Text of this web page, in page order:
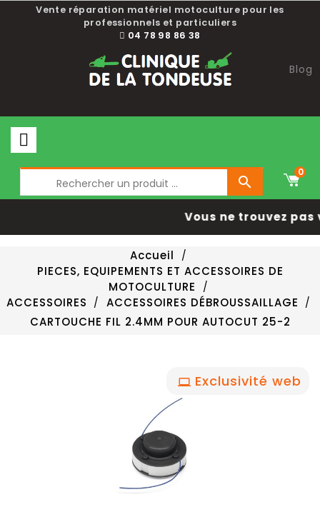
Vente réparation matériel motoculture pour les
professionnels et particuliers
04 78 98 86 38
Blog

0
Vous ne trouvez pas
Accueil
PIECES, EQUIPEMENTS ET ACCESSOIRES DE
MOTOCULTURE
ACCESSOIRES
ACCESSOIRES DÉBROUSSAILLAGE
CARTOUCHE FIL 2.4MM POUR AUTOCUT 25-2
Exclusivité web